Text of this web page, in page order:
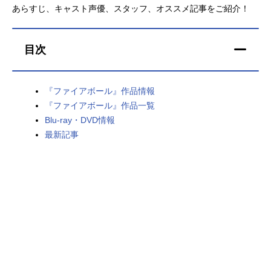
アニメ映画一覧 実写化映画一覧
今期アニメ曜日別一覧
春アニメ
男性声優/女性声優一覧
あらすじ、キャスト声優、スタッフ、オススメ記事をご紹介！
目次
『ファイアボール』作品情報
『ファイアボール』作品一覧
Blu-ray・DVD情報
最新記事